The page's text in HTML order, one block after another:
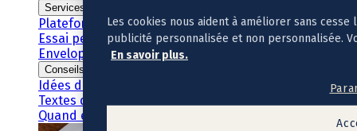
Services
Plateforme événement
Essai personnalisé offert
Enveloppes
Conseils
Idées de texte faire-part mariage
Textes de remerciement mariage
Quand envoyer un faire-part de mariage ?
Les cookies nous aident à améliorer sans
publicité personnalisée et non personnalisée.
En savoir plus.